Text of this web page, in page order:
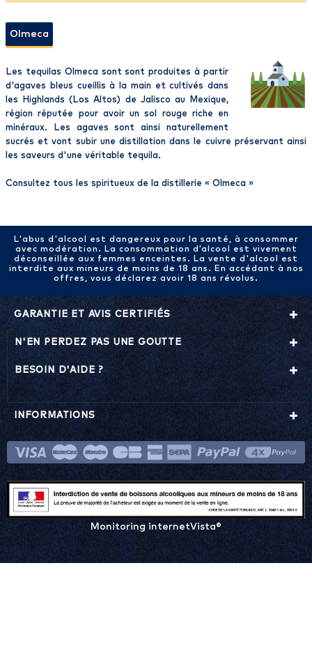
Olmeca
Les tequilas Olmeca sont sont produites à partir
d'agaves bleus cueillis à la main et cultivés dans
les Highlands (Los Altos) de Jalisco au Mexique,
région réputée pour avoir un sol rouge riche en
minéraux. Les agaves sont ainsi naturellement
sucrés et vont subir une distillation dans le cuivre préservant ainsi
les saveurs d'une véritable tequila.
Consultez tous les spiritueux de la distillerie « Olmeca »
L'abus d'alcool est dangereux pour la santé, à consommer
avec modération. La consommation d’alcool est vivement
déconseillée aux femmes enceintes. La vente d'alcool est
interdite aux mineurs de moins de 18 ans. En accédant à nos
offres, vous déclarez avoir 18 ans révolus.
GARANTIE ET AVIS CERTIFIÉS
N'EN PERDEZ PAS UNE GOUTTE
BESOIN D'AIDE ?
INFORMATIONS
Monitoring internetVista®